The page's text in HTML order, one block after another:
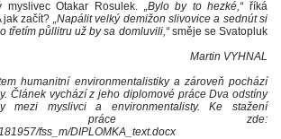
myslivec Otakar Rosulek.
„Bylo by to hezké,“ říká
jak začít? „Napálit velký demižon slivovice a sednút si
třetím půllitru už by sa domluvili,“ směje se Svatopluk
Martin VYHNAL
humanitní environmentalistiky a zároveň pochází
Článek vychází z jeho diplomové práce Dva odstíny
mezi myslivci a environmentalisty. Ke stažení
práce zde:
fss_m/DIPLOMKA_text.docx